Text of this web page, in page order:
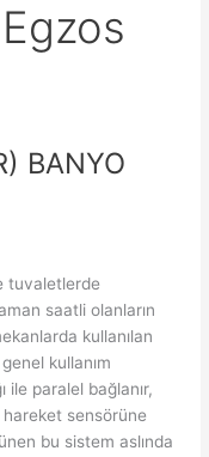
BANYO
tuvaletlerde
saatli olanların
kullanılan
kullanım
ile paralel bağlanır,
sensörüne
bu sistem aslında